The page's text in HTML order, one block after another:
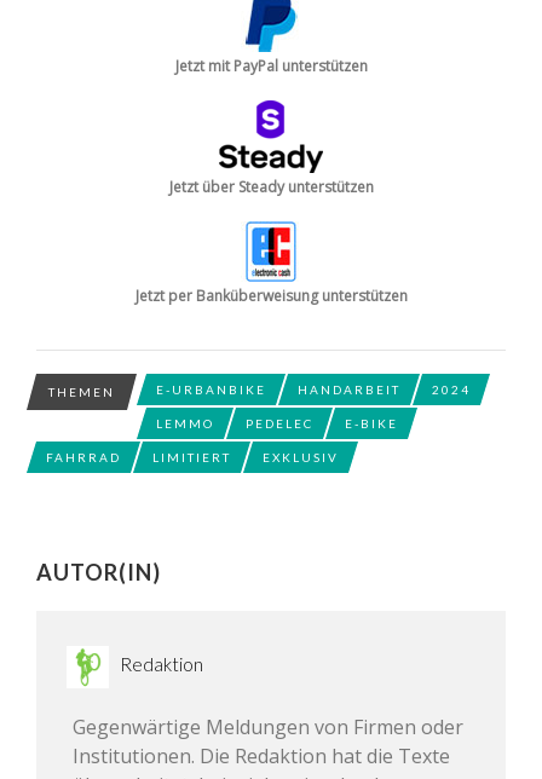
Jetzt mit PayPal unterstützen
Jetzt über Steady unterstützen
Jetzt per Banküberweisung unterstützen
THEMEN E-URBANBIKE HANDARBEIT 2024
LEMMO PEDELEC E-BIKE
FAHRRAD LIMITIERT EXKLUSIV
AUTOR(IN)
Redaktion
Gegenwärtige Meldungen von Firmen oder
Institutionen. Die Redaktion hat die Texte